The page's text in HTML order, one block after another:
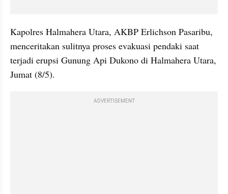
Kapolres Halmahera Utara, AKBP Erlichson Pasaribu,
menceritakan sulitnya proses evakuasi pendaki saat
terjadi erupsi Gunung Api Dukono di Halmahera Utara,
Jumat (8/5).
ADVERTISEMENT